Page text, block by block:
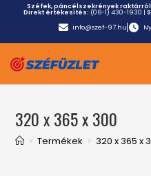
Széfek, páncélszekrények
Direkt értékesítés: (06-1) 430-1930 |
info@szef-97.hu
320 x 365 x 300
> Termékek > 320 x 365 x